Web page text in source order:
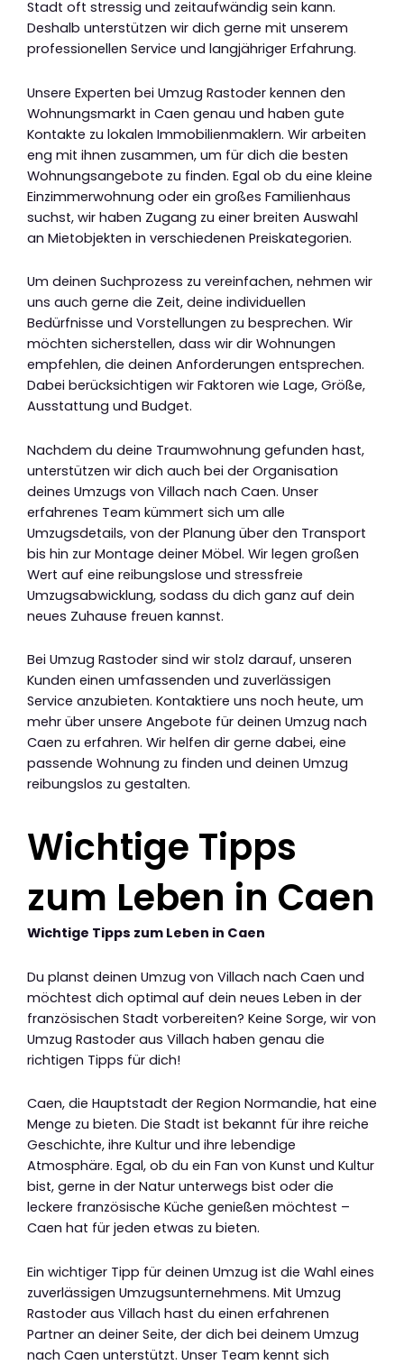
Stadt oft stressig und zeitaufwändig sein kann.
Deshalb unterstützen wir dich gerne mit unserem
professionellen Service und langjähriger Erfahrung.
Unsere Experten bei Umzug Rastoder kennen den
Wohnungsmarkt in Caen genau und haben gute
Kontakte zu lokalen Immobilienmaklern. Wir arbeiten
eng mit ihnen zusammen, um für dich die besten
Wohnungsangebote zu finden. Egal ob du eine kleine
Einzimmerwohnung oder ein großes Familienhaus
suchst, wir haben Zugang zu einer breiten Auswahl
an Mietobjekten in verschiedenen Preiskategorien.
Um deinen Suchprozess zu vereinfachen, nehmen wir
uns auch gerne die Zeit, deine individuellen
Bedürfnisse und Vorstellungen zu besprechen. Wir
möchten sicherstellen, dass wir dir Wohnungen
empfehlen, die deinen Anforderungen entsprechen.
Dabei berücksichtigen wir Faktoren wie Lage, Größe,
Ausstattung und Budget.
Nachdem du deine Traumwohnung gefunden hast,
unterstützen wir dich auch bei der Organisation
deines Umzugs von Villach nach Caen. Unser
erfahrenes Team kümmert sich um alle
Umzugsdetails, von der Planung über den Transport
bis hin zur Montage deiner Möbel. Wir legen großen
Wert auf eine reibungslose und stressfreie
Umzugsabwicklung, sodass du dich ganz auf dein
neues Zuhause freuen kannst.
Bei Umzug Rastoder sind wir stolz darauf, unseren
Kunden einen umfassenden und zuverlässigen
Service anzubieten. Kontaktiere uns noch heute, um
mehr über unsere Angebote für deinen Umzug nach
Caen zu erfahren. Wir helfen dir gerne dabei, eine
passende Wohnung zu finden und deinen Umzug
reibungslos zu gestalten.
Wichtige Tipps
zum Leben in Caen
Wichtige Tipps zum Leben in Caen
Du planst deinen Umzug von Villach nach Caen und
möchtest dich optimal auf dein neues Leben in der
französischen Stadt vorbereiten? Keine Sorge, wir von
Umzug Rastoder aus Villach haben genau die
richtigen Tipps für dich!
Caen, die Hauptstadt der Region Normandie, hat eine
Menge zu bieten. Die Stadt ist bekannt für ihre reiche
Geschichte, ihre Kultur und ihre lebendige
Atmosphäre. Egal, ob du ein Fan von Kunst und Kultur
bist, gerne in der Natur unterwegs bist oder die
leckere französische Küche genießen möchtest –
Caen hat für jeden etwas zu bieten.
Ein wichtiger Tipp für deinen Umzug ist die Wahl eines
zuverlässigen Umzugsunternehmens. Mit Umzug
Rastoder aus Villach hast du einen erfahrenen
Partner an deiner Seite, der dich bei deinem Umzug
nach Caen unterstützt. Unser Team kennt sich